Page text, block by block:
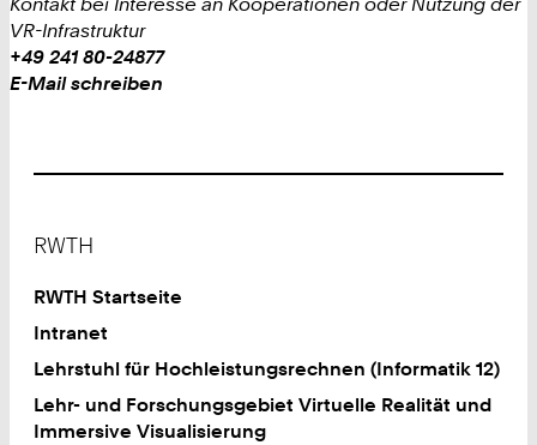
VR-Infrastruktur
Work
Telefon:
+
+49 241 80-24877
Work
E-Mail schreiben
RWTH
RWTH Startseite
Intranet
Lehrstuhl für Hochleistungsrechnen (Informatik 12)
Lehr- und Forschungsgebiet Virtuelle Realität und
Immersive Visualisierung